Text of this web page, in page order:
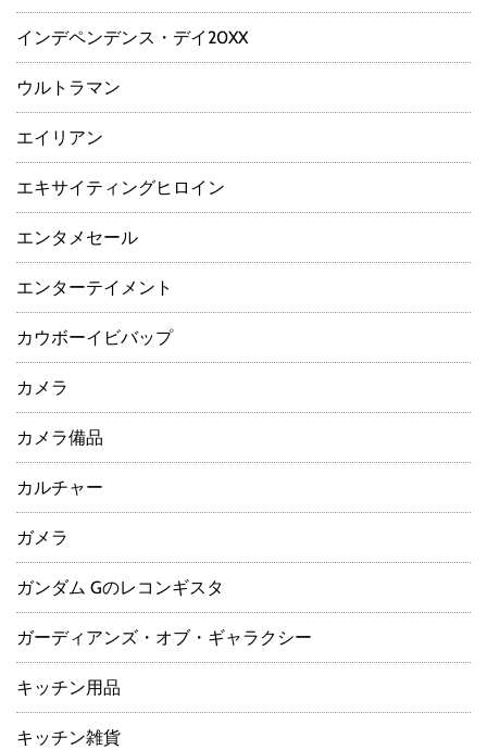
インデペンデンス・デイ20XX
ウルトラマン
エイリアン
エキサイティングヒロイン
エンタメセール
エンターテイメント
カウボーイビバップ
カメラ
カメラ備品
カルチャー
ガメラ
ガンダム Gのレコンギスタ
ガーディアンズ・オブ・ギャラクシー
キッチン用品
キッチン雑貨